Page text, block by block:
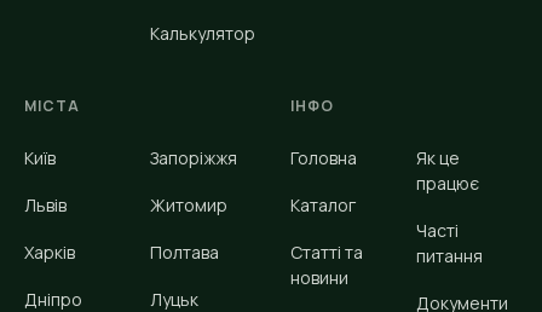
Калькулятор
МІСТА
Київ
Львів
Харків
Дніпро
Запоріжжя
Житомир
Полтава
Луцьк
ІНФО
Головна
Каталог
Статті та
новини
Як це
працює
Часті
питання
Документи